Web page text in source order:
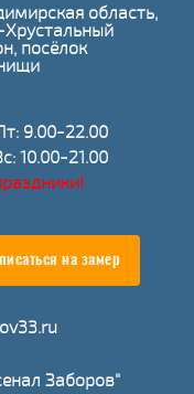
область,
Хрустальный
посёлок
9.00-22.00
10.00-21.00
на замер
Заборов"